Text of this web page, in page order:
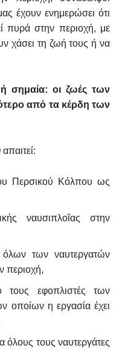
έχουν ενημερώσει ότι
πυρά στην περιοχή, με
χάσει τη ζωή τους ή να
σημαία: οι ζωές των
από τα κέρδη των
Περσικού Κόλπου ως
ναυσιπλοΐας στην
των ναυτεργατών
περιοχή,
εφοπλιστές των
οποίων η εργασία έχει
όλους τους ναυτεργάτες